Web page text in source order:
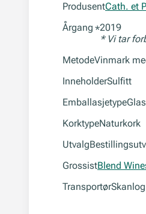
ProdusentCath. et
Årgang *2019
* Vi tar
MetodeVinmark
InneholderSulfitt
Emballasjetype
KorktypeNaturkork
Utvalg
GrossistBlend
Transportør